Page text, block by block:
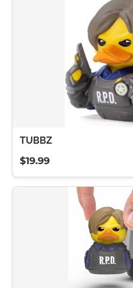
TUBBZ
$19.99